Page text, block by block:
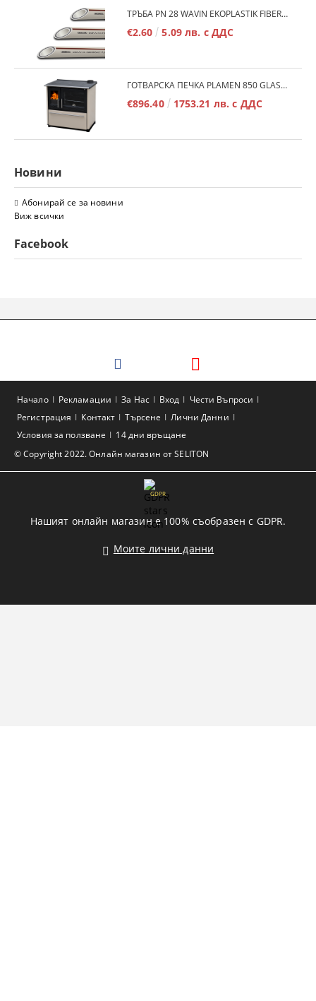
ТРЪБА PN 28 WAVIN EKOPLASTIK FIBER BASALT PLUS - 3М/БР.
€2.60 5.09 лв. с ДДС
ГОТВАРСКА ПЕЧКА PLAMEN 850 GLAS 11KW
€896.40 1753.21 лв. с ДДС
Новини
Абонирай се за новини
Виж всички
Facebook
© Copyright 2022. Онлайн магазин от SELITON
Начало Рекламации За Нас Вход
Чести Въпроси
Регистрация
Контакт Търсене
Лични Данни
Условия за ползване
14 дни връщане
GDPR
Нашият онлайн магазин е 100% съобразен с GDPR.
Моите лични данни